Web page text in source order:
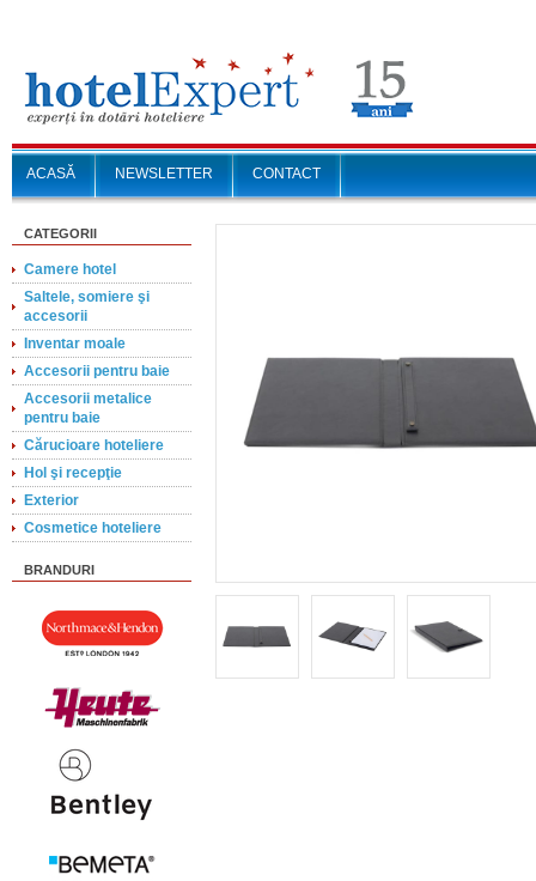
ACASĂ NEWSLETTER CONTACT
CATEGORII
Camere hotel
Saltele, somiere şi
accesorii
Inventar moale
Accesorii pentru baie
Accesorii metalice
pentru baie
Cărucioare hoteliere
Hol şi recepţie
Exterior
Cosmetice hoteliere
BRANDURI